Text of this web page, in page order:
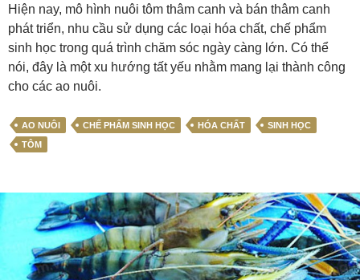
Hiện nay, mô hình nuôi tôm thâm canh và bán thâm canh
phát triển, nhu cầu sử dụng các loại hóa chất, chế phẩm
sinh học trong quá trình chăm sóc ngày càng lớn. Có thể
nói, đây là một xu hướng tất yếu nhằm mang lại thành công
cho các ao nuôi.
AO NUÔI CHẾ PHẨM SINH HỌC HÓA CHẤT
SINH HỌC
TÔM